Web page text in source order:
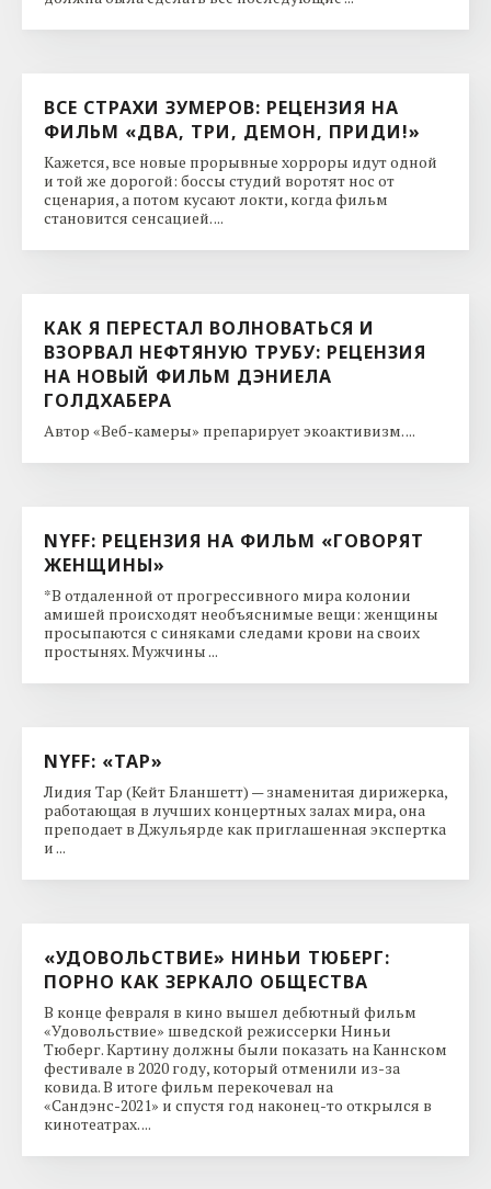
ВСЕ СТРАХИ ЗУМЕРОВ: РЕЦЕНЗИЯ НА
ФИЛЬМ «ДВА, ТРИ, ДЕМОН, ПРИДИ!»
Кажется, все новые прорывные хорроры идут одной
и той же дорогой: боссы студий воротят нос от
сценария, а потом кусают локти, когда фильм
становится сенсацией. ...
КАК Я ПЕРЕСТАЛ ВОЛНОВАТЬСЯ И
ВЗОРВАЛ НЕФТЯНУЮ ТРУБУ: РЕЦЕНЗИЯ
НА НОВЫЙ ФИЛЬМ ДЭНИЕЛА
ГОЛДХАБЕРА
Автор «Веб-камеры» препарирует экоактивизм. ...
NYFF: РЕЦЕНЗИЯ НА ФИЛЬМ «ГОВОРЯТ
ЖЕНЩИНЫ»
*В отдаленной от прогрессивного мира колонии
амишей происходят необъяснимые вещи: женщины
просыпаются с синяками следами крови на своих
простынях. Мужчины ...
NYFF: «ТАР»
Лидия Тар (Кейт Бланшетт) — знаменитая дирижерка,
работающая в лучших концертных залах мира, она
преподает в Джульярде как приглашенная экспертка
и ...
«УДОВОЛЬСТВИЕ» НИНЬИ ТЮБЕРГ:
ПОРНО КАК ЗЕРКАЛО ОБЩЕСТВА
В конце февраля в кино вышел дебютный фильм
«Удовольствие» шведской режиссерки Ниньи
Тюберг. Картину должны были показать на Каннском
фестивале в 2020 году, который отменили из-за
ковида. В итоге фильм перекочевал на
«Сандэнс-2021» и спустя год наконец-то открылся в
кинотеатрах. ...